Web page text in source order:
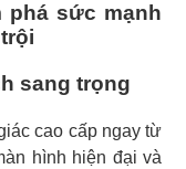
phá sức mạnh
sang trọng
cao cấp ngay từ
hình hiện đại và